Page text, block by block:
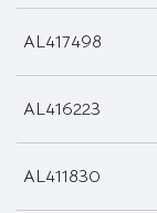
AL417498
AL416223
AL411830